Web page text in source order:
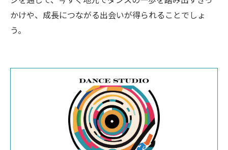
かけや、成長につながる出会いが得られることでしょ
う。